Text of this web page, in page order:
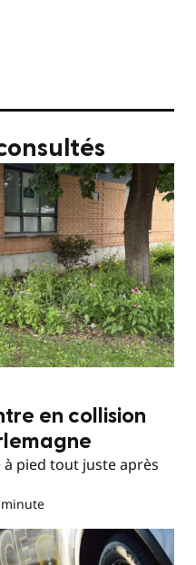
en collision
pied tout juste après